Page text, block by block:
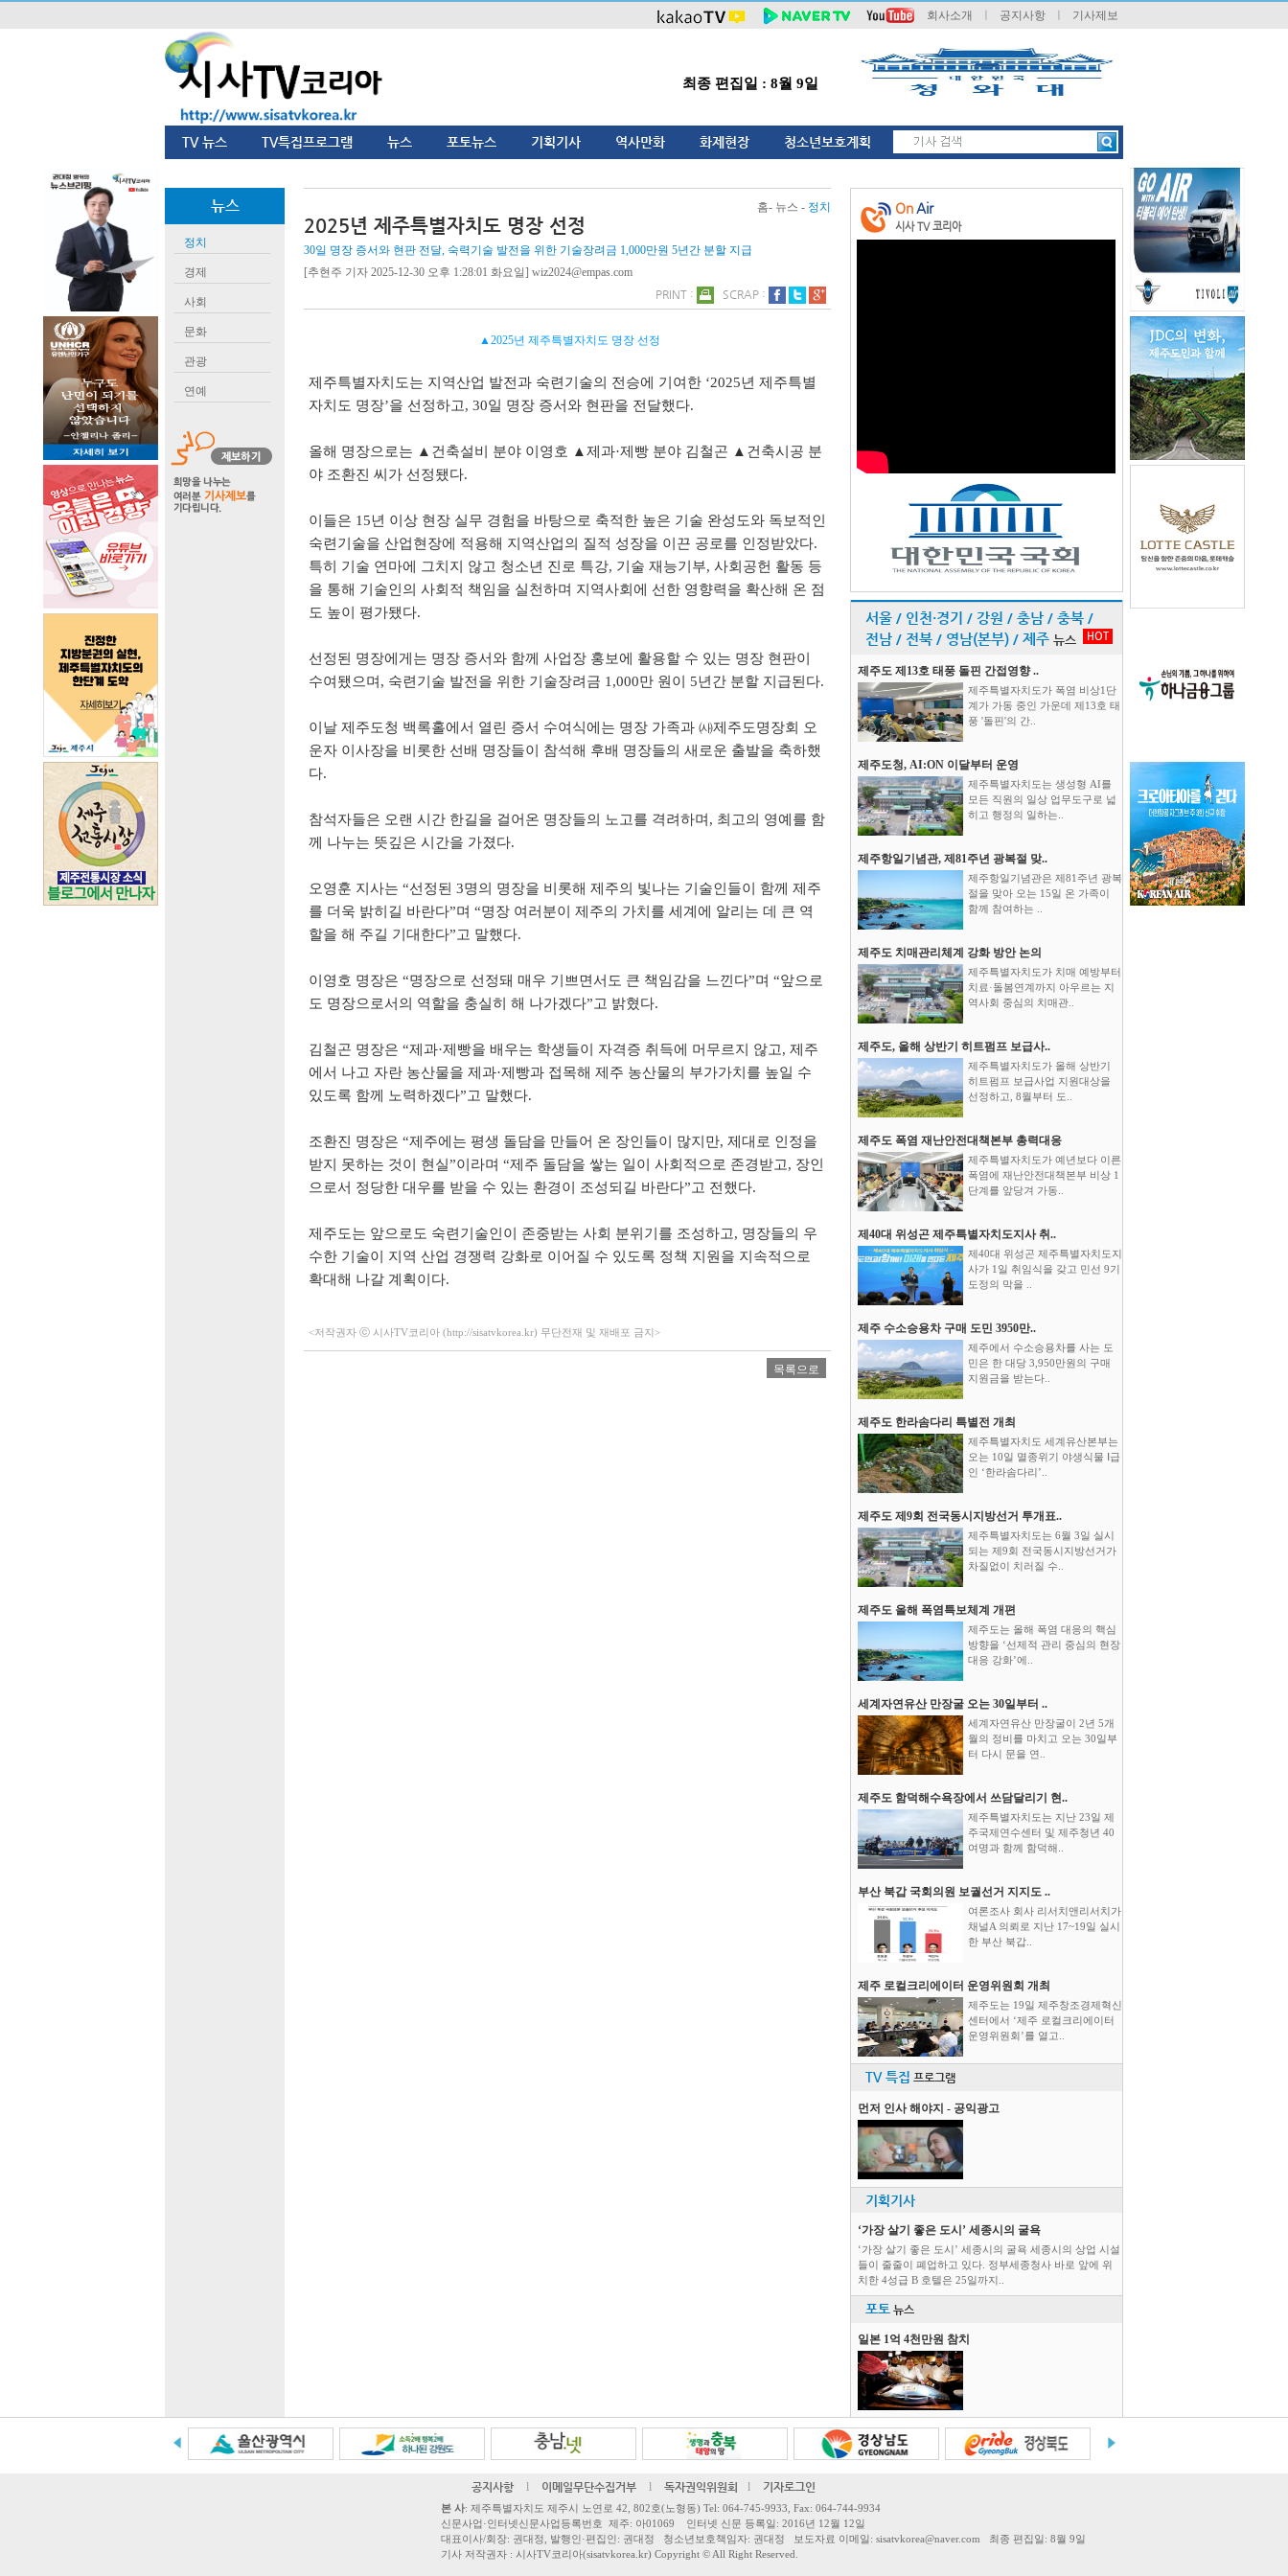
회사소개 공지사항 기사제보
최종 편집일 : 8월 9일
TV 뉴스 TV특집프로그램 뉴스 포토뉴스 기획기사 역사만화 화제현장 청소년보호계획
뉴스
정치
경제
사회
문화
관광
연예
홈- 뉴스 - 정치
2025년 제주특별자치도 명장 선정
30일 명장 증서와 현판 전달, 숙력기술 발전을 위한 기술장려금 1,000만원 5년간 분할 지급
[추현주 기자 2025-12-30 오후 1:28:01 화요일] wiz2024@empas.com
PRINT :
SCRAP :
▲2025년 제주특별자치도 명장 선정
제주특별자치도는 지역산업 발전과 숙련기술의 전승에 기여한 ‘2025년 제주특별
자치도 명장’을 선정하고, 30일 명장 증서와 현판을 전달했다.
올해 명장으로는 ▲ 건축설비 분야 이영호 ▲ 제과·제빵 분야 김철곤 ▲ 건축시공 분
야 조환진 씨가 선정됐다.
이들은 15년 이상 현장 실무 경험을 바탕으로 축적한 높은 기술 완성도와 독보적인
숙련기술을 산업현장에 적용해 지역산업의 질적 성장을 이끈 공로를 인정받았다.
특히 기술 연마에 그치지 않고 청소년 진로 특강, 기술 재능기부, 사회공헌 활동 등
을 통해 기술인의 사회적 책임을 실천하며 지역사회에 선한 영향력을 확산해 온 점
도 높이 평가됐다.
선정된 명장에게는 명장 증서와 함께 사업장 홍보에 활용할 수 있는 명장 현판이
수여됐으며 , 숙련기술 발전을 위한 기술장려금 1,000만 원이 5년간 분할 지급된다.
이날 제주도청 백록홀에서 열린 증서 수여식에는 명장 가족과 ㈔제주도명장회 오
운자 이사장을 비롯한 선배 명장들이 참석해 후배 명장들의 새로운 출발을 축하했
다.
참석자들은 오랜 시간 한길을 걸어온 명장들의 노고를 격려하며 , 최고의 영예를 함
께 나누는 뜻깊은 시간을 가졌다.
오영훈 지사는 “선정된 3명의 명장을 비롯해 제주의 빛나는 기술인들이 함께 제주
를 더욱 밝히길 바란다”며 “명장 여러분이 제주의 가치를 세계에 알리는 데 큰 역
할을 해 주길 기대한다”고 말했다.
이영호 명장은 “명장으로 선정돼 매우 기쁘면서도 큰 책임감을 느낀다”며 “앞으로
도 명장으로서의 역할을 충실히 해 나가겠다”고 밝혔다.
김철곤 명장은 “제과·제빵을 배우는 학생들이 자격증 취득에 머무르지 않고, 제주
에서 나고 자란 농산물을 제과·제빵과 접목해 제주 농산물의 부가가치를 높일 수
있도록 함께 노력하겠다”고 말했다.
조환진 명장은 “제주에는 평생 돌담을 만들어 온 장인들이 많지만, 제대로 인정을
받지 못하는 것이 현실”이라며 “제주 돌담을 쌓는 일이 사회적으로 존경받고, 장인
으로서 정당한 대우를 받을 수 있는 환경이 조성되길 바란다”고 전했다.
제주도는 앞으로도 숙련기술인이 존중받는 사회 분위기를 조성하고, 명장들의 우
수한 기술이 지역 산업 경쟁력 강화로 이어질 수 있도록 정책 지원을 지속적으로
확대해 나갈 계획이다.
<저작권자 ⓒ 시사TV코리아 (http://sisatvkorea.kr) 무단전재 및 재배포 금지>
목록으로
On Air
시사 TV 코리아
서울 / 인천·경기 / 강원 / 충남 / 충북 /
전남 / 전북 / 영남(본부) / 제주 뉴스 HOT
제주도 제13호 태풍 돌핀 간접영향 ..
제주특별자치도가 폭염 비상1단
계가 가동 중인 가운데 제13호 태
풍 '돌핀'의 간..
제주도청, AI:ON 이달부터 운영
제주특별자치도는 생성형 AI를
모든 직원의 일상 업무도구로 넓
히고 행정의 일하는..
제주항일기념관, 제81주년 광복절 맞..
제주항일기념관은 제81주년 광복
절을 맞아 오는 15일 온 가족이
함께 참여하는 ..
제주도 치매관리체계 강화 방안 논의
제주특별자치도가 치매 예방부터
치료·돌봄연계까지 아우르는 지
역사회 중심의 치매관..
제주도, 올해 상반기 히트펌프 보급사..
제주특별자치도가 올해 상반기
히트펌프 보급사업 지원대상을
선정하고, 8월부터 도..
제주도 폭염 재난안전대책본부 총력대응
제주특별자치도가 예년보다 이른
폭염에 재난안전대책본부 비상 1
단계를 앞당겨 가동..
제40대 위성곤 제주특별자치도지사 취..
제40대 위성곤 제주특별자치도지
사가 1일 취임식을 갖고 민선 9기
도정의 막을 ..
제주 수소승용차 구매 도민 3950만..
제주에서 수소승용차를 사는 도
민은 한 대당 3,950만원의 구매
지원금을 받는다..
제주도 한라솜다리 특별전 개최
제주특별자치도 세계유산본부는
오는 10일 멸종위기 야생식물 Ⅰ급
인 ‘한라솜다리’..
제주도 제9회 전국동시지방선거 투개표..
제주특별자치도는 6월 3일 실시
되는 제9회 전국동시지방선거가
차질없이 치러질 수..
제주도 올해 폭염특보체계 개편
제주도는 올해 폭염 대응의 핵심
방향을 ‘선제적 관리 중심의 현장
대응 강화’에..
세계자연유산 만장굴 오는 30일부터 ..
세계자연유산 만장굴이 2년 5개
월의 정비를 마치고 오는 30일부
터 다시 문을 연..
제주도 함덕해수욕장에서 쓰담달리기 현..
제주특별자치도는 지난 23일 제
주국제연수센터 및 제주청년 40
여명과 함께 함덕해..
부산 북갑 국회의원 보궐선거 지지도 ..
여론조사 회사 리서치앤리서치가
채널A 의뢰로 지난 17~19일 실시
한 부산 북갑..
제주 로컬크리에이터 운영위원회 개최
제주도는 19일 제주창조경제혁신
센터에서 ‘제주 로컬크리에이터
운영위원회’를 열고..
TV 특집 프로그램
먼저 인사 해야지 - 공익광고
기획기사
‘가장 살기 좋은 도시’ 세종시의 굴욕
‘가장 살기 좋은 도시’ 세종시의 굴욕 세종시의 상업 시설
들이 줄줄이 폐업하고 있다. 정부세종청사 바로 앞에 위
치한 4성급 B 호텔은 25일까지..
포토 뉴스
일본 1억 4천만원 참치
공지사항 l 이메일무단수집거부 l 독자권익위원회 l 기자로그인
본 사: 제주특별자치도 제주시 노연로 42, 802호(노형동) Tel: 064-745-9933, Fax: 064-744-9934
신문사업·인터넷신문사업등록번호 제주: 아01069 인터넷 신문 등록일: 2016년 12월 12일
대표이사/회장: 권대정, 발행인·편집인: 권대정 청소년보호책임자: 권대정 보도자료 이메일: sisatvkorea@naver.com 최종 편집일: 8월 9일
기사 저작권자 : 시사TV코리아(sisatvkorea.kr) Copyright © All Right Reserved.